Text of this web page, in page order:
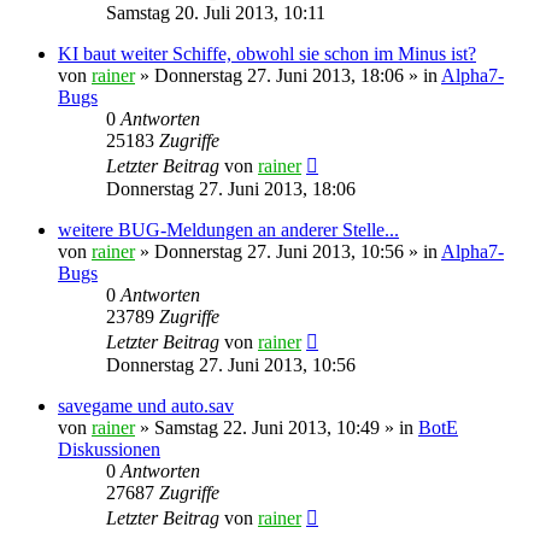
Samstag 20. Juli 2013, 10:11
KI baut weiter Schiffe, obwohl sie schon im Minus ist?
von rainer» Donnerstag 27. Juni 2013, 18:06 » in Alpha7-
Bugs
0 Antworten
25183 Zugriffe
Letzter Beitrag von rainer
Donnerstag 27. Juni 2013, 18:06
weitere BUG-Meldungen an anderer Stelle...
von rainer» Donnerstag 27. Juni 2013, 10:56 » in Alpha7-
Bugs
0 Antworten
23789 Zugriffe
Letzter Beitrag von rainer
Donnerstag 27. Juni 2013, 10:56
savegame und auto.sav
von rainer» Samstag 22. Juni 2013, 10:49 » in BotE
Diskussionen
0 Antworten
27687 Zugriffe
Letzter Beitrag von rainer